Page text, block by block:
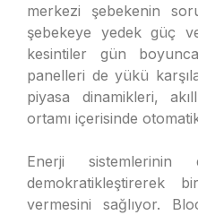
merkezi şebekenin
şebekeye yedek güç
kesintiler gün
panelleri de yükü
piyasa dinamikleri,
ortamı içerisinde
Enerji sistemlerinin
demokratikleştirerek
vermesini sağlıyor.